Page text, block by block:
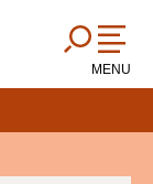
MENU